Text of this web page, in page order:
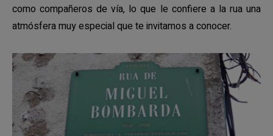
como compañeros de vía, lo que le confiere a la rua una
atmósfera muy especial que te invitamos a conocer.